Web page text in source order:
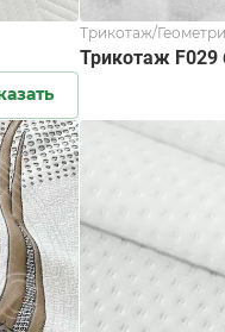
Трикотаж/
Трикотаж F029